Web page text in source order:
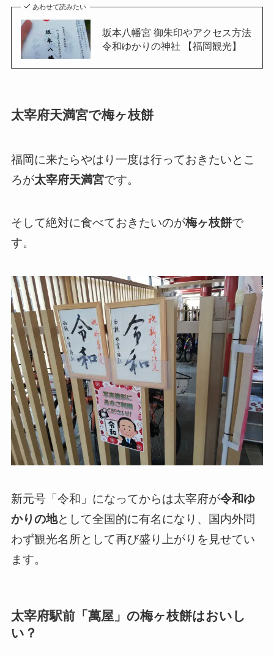
あわせて読みたい
坂本八幡宮 御朱印やアクセス方法
令和ゆかりの神社 【福岡観光】
太宰府天満宮で梅ヶ枝餅
福岡に来たらやはり一度は行っておきたいとこ
ろが太宰府天満宮です。
そして絶対に食べておきたいのが梅ヶ枝餅で
す。
新元号「令和」になってからは太宰府が令和ゆ
かりの地として全国的に有名になり、国内外問
わず観光名所として再び盛り上がりを見せてい
ます。
太宰府駅前「萬屋」の梅ヶ枝餅はおいし
い？